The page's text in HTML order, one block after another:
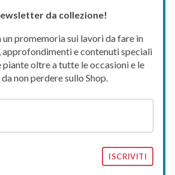
da collezione!
promemoria sui lavori da fare in
approfondimenti e contenuti speciali
piante oltre a tutte le occasioni e le
non perdere sullo Shop.
ISCRIVITI